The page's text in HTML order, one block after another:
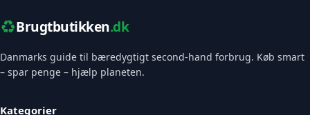
♻️Brugtbutikken.dk
Danmarks guide til bæredygtigt second-hand forbrug. Køb smart
– spar penge – hjælp planeten.
Kategorier